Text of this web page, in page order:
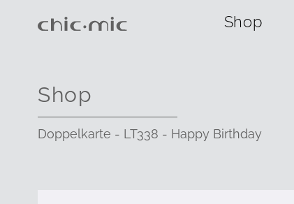
Shop
Shop
Doppelkarte - LT338 - Happy Birthday